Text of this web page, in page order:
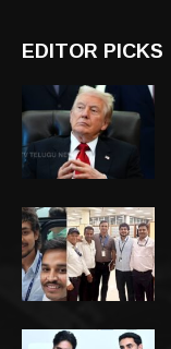
EDITOR PICKS